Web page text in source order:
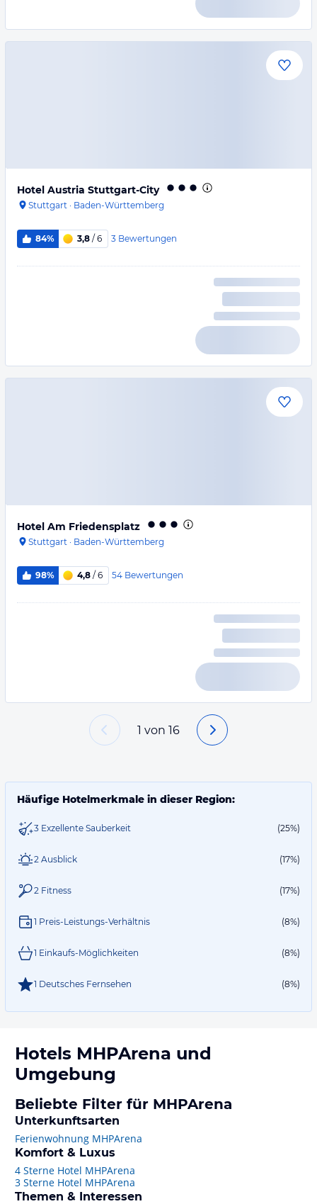
Hotel Austria Stuttgart-City
Stuttgart · Baden-Württemberg
84% 3,8 / 6 3 Bewertungen
Hotel Am Friedensplatz
Stuttgart · Baden-Württemberg
98% 4,8 / 6 54 Bewertungen
1 von 16
Häufige Hotelmerkmale in dieser Region:
3 Exzellente Sauberkeit (25%)
2 Ausblick (17%)
2 Fitness (17%)
1 Preis-Leistungs-Verhältnis (8%)
1 Einkaufs-Möglichkeiten (8%)
1 Deutsches Fernsehen (8%)
Hotels MHPArena und
Umgebung
Beliebte Filter für MHPArena
Unterkunftsarten
Ferienwohnung MHPArena
Komfort & Luxus
4 Sterne Hotel MHPArena
3 Sterne Hotel MHPArena
Themen & Interessen